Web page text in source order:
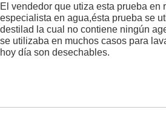
El vendedor que utiza esta prueba en
especialista en agua,ésta prueba se
destilad la cual no contiene ningún
se utilizaba en muchos casos para
hoy día son desechables.